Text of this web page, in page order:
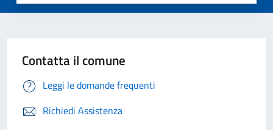
Contatta il comune
Leggi le domande frequenti
Richiedi Assistenza